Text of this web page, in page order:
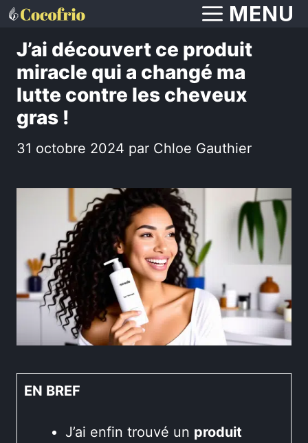
Aller
contenu
MENU
J’ai découvert ce produit
miracle qui a changé ma
lutte contre les cheveux
gras !
31 octobre 2024 par Chloe Gauthier
EN BREF
J’ai enfin trouvé un produit